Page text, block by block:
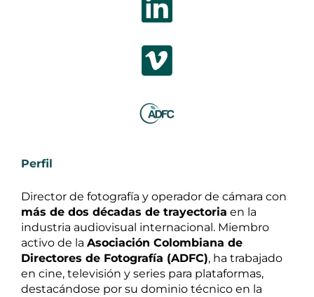
Perfil
Director de fotografía y operador de cámara con
más de dos décadas de trayectoria en la
industria audiovisual internacional. Miembro
activo de la Asociación Colombiana de
Directores de Fotografía (ADFC), ha trabajado
en cine, televisión y series para plataformas,
destacándose por su dominio técnico en la